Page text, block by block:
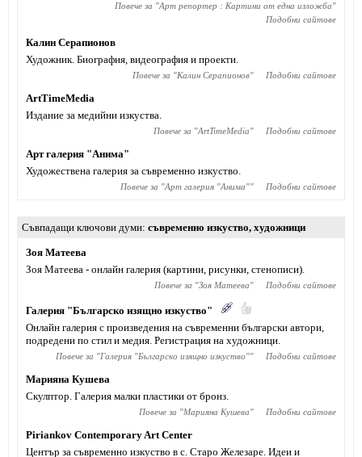
Повече за "Арт репортер : Картини от една изложба"
Подобни сайтове
Калин Серапионов
Художник. Биография, видеография и проекти.
Повече за "Калин Серапионов" Подобни сайтове
ArtTimeMedia
Издание за медийни изкуства.
Повече за "ArtTimeMedia" Подобни сайтове
Арт галерия "Анима"
Художествена галерия за съвременно изкуство.
Повече за "Арт галерия "Анима"" Подобни сайтове
Съвпадащи ключови думи съвременно изкуство, художници
Зоя Матеева
Зоя Матеева - онлайн галерия (картини, рисунки, стенописи).
Повече за "Зоя Матеева" Подобни сайтове
Галерия "Българско изящно изкуство"
Онлайн галерия с произведения на съвременни български автори,
подредени по стил и медия. Регистрация на художници.
Повече за "Галерия "Българско изящно изкуство"" Подобни сайтове
Марияна Кушева
Скулптор. Галерия малки пластики от бронз.
Повече за "Марияна Кушева" Подобни сайтове
Piriankov Contemporary Art Center
Център за съвременно изкуство в с. Старо Железаре. Идеи и